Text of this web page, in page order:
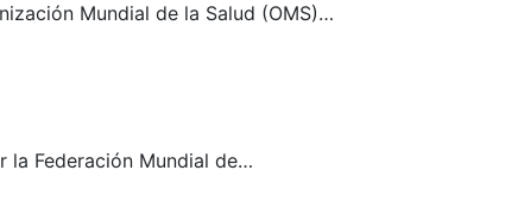
Mundial de la Salud (OMS)…
la Federación Mundial de…